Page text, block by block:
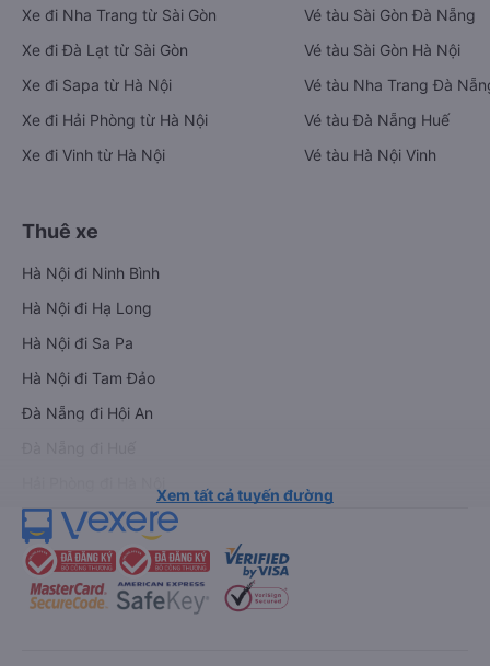
Xe đi Nha Trang từ Sài Gòn
Xe đi Đà Lạt từ Sài Gòn
Xe đi Sapa từ Hà Nội
Xe đi Hải Phòng từ Hà Nội
Xe đi Vinh từ Hà Nội
Vé tàu Sài Gòn Đà Nẵng
Vé tàu Sài Gòn Hà Nội
Vé tàu Nha Trang Đà
Vé tàu Đà Nẵng Huế
Vé tàu Hà Nội Vinh
Thuê xe
Hà Nội đi Ninh Bình
Hà Nội đi Hạ Long
Hà Nội đi Sa Pa
Hà Nội đi Tam Đảo
Đà Nẵng đi Hội An
Xem tất cả tuyến đường